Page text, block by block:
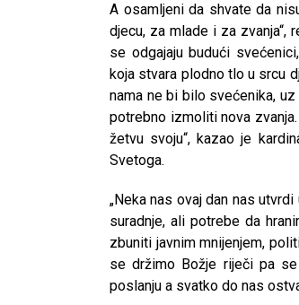
A osamljeni da shvate da
djecu, za mlade i za
se odgajaju budući
koja stvara plodno tlo u srcu
nama ne bi bilo svećenika,
potrebno izmoliti nova
žetvu svoju“, kazao je
Svetoga.
„Neka nas ovaj dan nas
suradnje, ali potrebe da
zbuniti javnim mnijenjem,
se držimo Božje riječi pa
poslanju a svatko do nas